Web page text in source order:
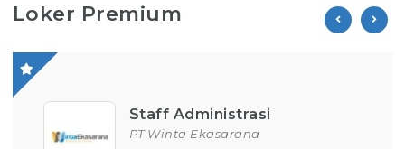
Loker Premium
Ekasarana